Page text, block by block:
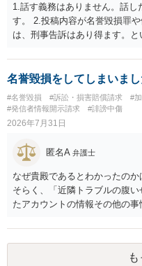
1.話す義務はありません。話し
す。 2.投稿内容が名誉毀損罪
は、刑事告訴はあり得ます。
です。Googleは電話番号の開
も特定可能になるよう、複数
です。さらにいえば、利用者
ある程度対象者を特定できてい
ので発信者情報開示請求をする
名誉毀損をしてしまいまし
#名誉毀損 #訴訟・損害賠償請求 #
#発信者情報開示請求
#誹謗中傷
2026年7月31日
匿名A 弁護士
なぜ貴殿であるとわかったの
そらく、「近隣トラブルの腹
たアカウントの情報その他の
貴殿が投稿した事実を認めて
しまったのではないでしょう
第ですので何とも言えません